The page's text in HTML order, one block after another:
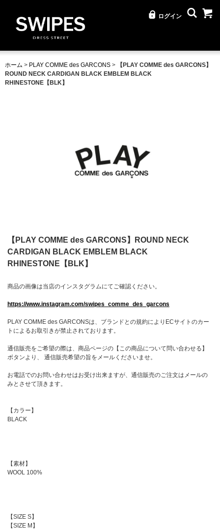
ログイン
ホーム > PLAY COMME des GARCONS >
【PLAY COMME des GARCONS】
ROUND NECK CARDIGAN BLACK EMBLEM BLACK
RHINESTONE【BLK】
【PLAY COMME des GARCONS】ROUND NECK
CARDIGAN BLACK EMBLEM BLACK
RHINESTONE【BLK】
商品の画像は当店のインスタグラムにてご確認ください。
https://www.instagram.com/swipes_comme_des_garcons
PLAY COMME des GARCONSは、ブランドとの規約によりECサイトのカー
トによるお取引きが禁止されております。
通信販売をご希望の際は、商品ページの【この商品について問い合わせる】
ボタンより、 通信販売希望の旨をメールくださいませ。
お電話でのお問い合わせはお受け出来ますが、通信販売のご注文はメールの
みとさせて頂きます。
【カラー】
BLACK
【素材】
WOOL 100%
【SIZE S】
【SIZE M】